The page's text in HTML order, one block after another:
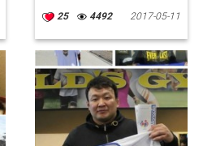
гүйлтэд бүртгэж байна
25 4492 2017-05-11